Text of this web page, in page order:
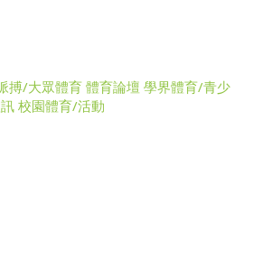
搏/大眾體育 體育論壇 學界體育/青少
校園體育/活動